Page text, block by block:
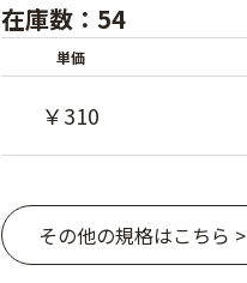
在庫数：54
単価
￥310
その他の規格はこちら >